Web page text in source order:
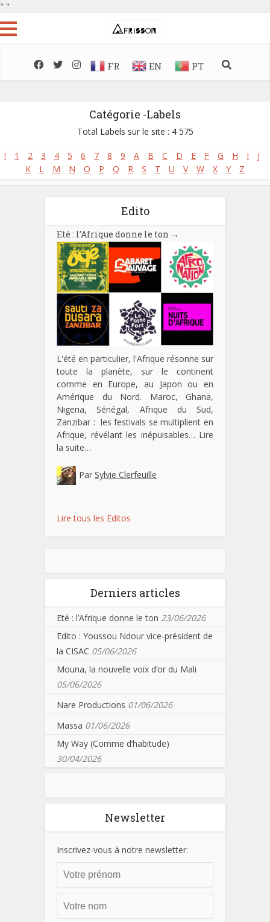
" "
FR EN PT
Catégorie -Labels
Total Labels sur le site : 4 575
! 1 2 3 4 5 6 7 8 9 A B C D E F G H I
J
K
L M N O P Q R S T U V W X Y Z
Edito
Eté : l’Afrique donne le ton →
L'été en particulier, l'Afrique résonne sur
toute la planète, sur le continent
comme en Europe, au Japon ou en
Amérique du Nord. Maroc, Ghana,
Nigeria, Sénégal, Afrique du Sud,
Zanzibar : les festivals se multiplient en
Afrique, révélant les inépuisables… Lire
la suite…
Par Sylvie Clerfeuille
Lire tous les Editos
Derniers articles
Eté : l’Afrique donne le ton 23/06/2026
Edito : Youssou Ndour vice-président de
la CISAC 05/06/2026
Mouna, la nouvelle voix d’or du Mali
05/06/2026
Nare Productions 01/06/2026
Massa 01/06/2026
My Way (Comme d’habitude)
30/04/2026
Newsletter
Inscrivez-vous à notre newsletter: